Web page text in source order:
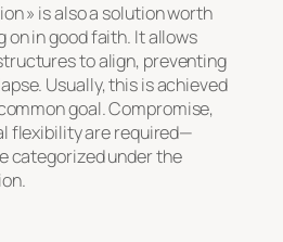
» is also a solution worth
on in good faith. It allows
to align, preventing
Usually, this is achieved
goal. Compromise,
flexibility are required—
categorized under the